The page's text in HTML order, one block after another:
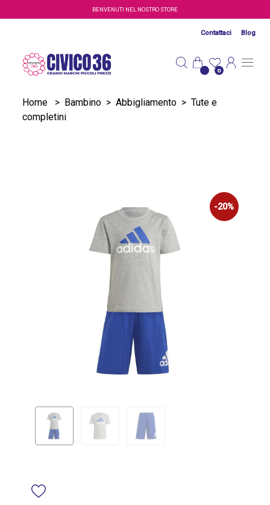
Salta al contenuto principaleBENVENUTI NEL NOSTRO STORE
Contattaci Blog
0
Home > Bambino > Abbigliamento > Tute e
completini
-20%